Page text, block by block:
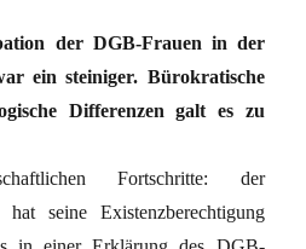
der DGB-Frauen in der
ein steiniger. Bürokratische
Differenzen galt es zu
Fortschritte: der
hat seine Existenzberechtigung